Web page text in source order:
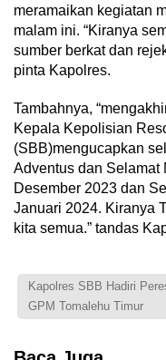
meramaikan kegiatan
malam ini. “Kiranya
sumber berkat dan
pinta Kapolres.
Tambahnya,
Kepala Kepolisian
(SBB)mengucapkan
Adventus dan Selamat
Desember 2023 dan
Januari 2024. Kiranya
kita semua.” tandas
Kapolres SBB Hadiri
GPM Tomalehu Timur